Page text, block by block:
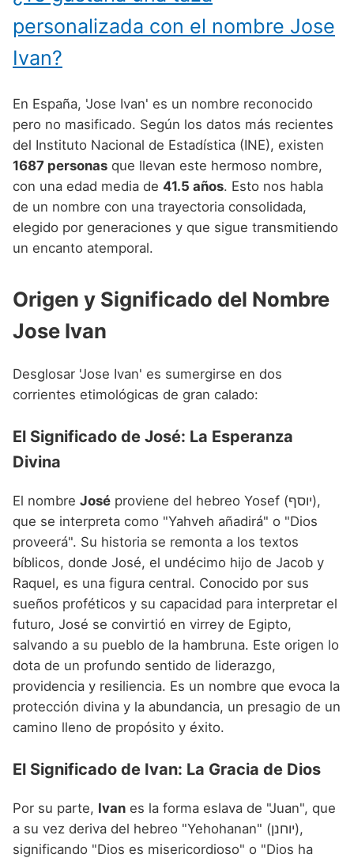
Nombres de niño que empiezan por L
Nombres de niño que empiezan por O
Nombres de niño que empiezan por P
Nombres de niño que empiezan por Q
Nombres de niño que empiezan por R
Nombres de niño que empiezan por S
Nombres de niño que empiezan por U
Nombres de niño que empiezan por V
Nombres de niño que empiezan por X
Nombres de niño que empiezan por Z
Nombres de Niño Madrileños
Nombres de Niño Riojanos
Nombres de Niño Valencianos
Nombres de Niño Vascos
Nombres de Niño Japoneses
Nombres de Niño Portugueses
Nombres de Niño Rumanos
Nombres de Niño Rusos
Nombres de Niño Suecos
personalizada con el nombre Jose
Ivan?
En España, 'Jose Ivan' es un nombre reconocido
pero no masificado. Según los datos más recientes
del Instituto Nacional de Estadística (INE), existen
1687 personas que llevan este hermoso nombre,
con una edad media de 41.5 años. Esto nos habla
de un nombre con una trayectoria consolidada,
elegido por generaciones y que sigue transmitiendo
un encanto atemporal.
Origen y Significado del Nombre
Jose Ivan
Desglosar 'Jose Ivan' es sumergirse en dos
corrientes etimológicas de gran calado:
El Significado de José: La Esperanza
Divina
El nombre José proviene del hebreo Yosef (יוסף),
que se interpreta como "Yahveh añadirá" o "Dios
proveerá". Su historia se remonta a los textos
bíblicos, donde José, el undécimo hijo de Jacob y
Raquel, es una figura central. Conocido por sus
sueños proféticos y su capacidad para interpretar el
futuro, José se convirtió en virrey de Egipto,
salvando a su pueblo de la hambruna. Este origen lo
dota de un profundo sentido de liderazgo,
providencia y resiliencia. Es un nombre que evoca la
protección divina y la abundancia, un presagio de un
camino lleno de propósito y éxito.
El Significado de Ivan: La Gracia de Dios
Por su parte, Ivan es la forma eslava de "Juan", que
a su vez deriva del hebreo "Yehohanan" (יוחנן),
significando "Dios es misericordioso" o "Dios ha